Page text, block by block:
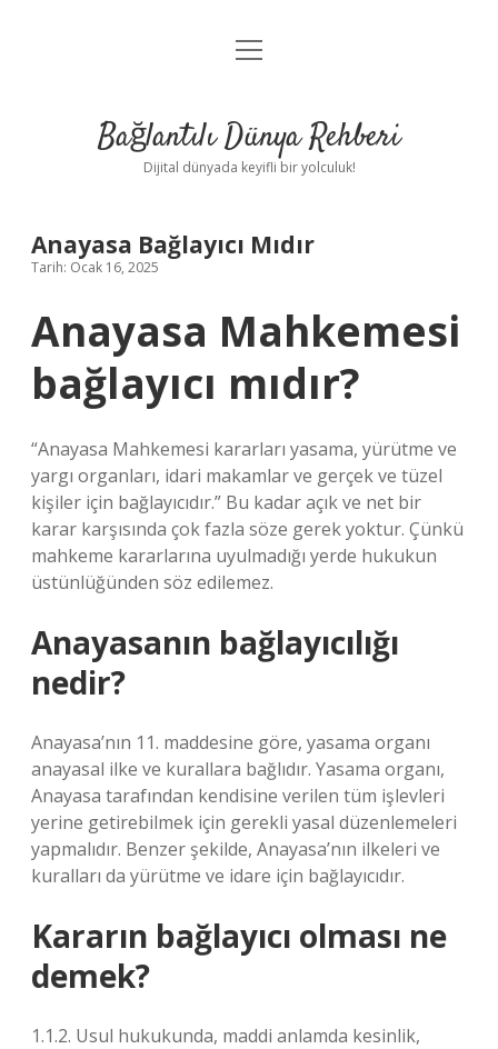
Anasayfa
Yasal Uyarı
menüyü
Bağlantılı Dünya Rehberi
Dijital dünyada keyifli bir yolculuk!
Anayasa Bağlayıcı Mıdır
Tarih: Ocak 16, 2025
Anayasa Mahkemesi
bağlayıcı mıdır?
“Anayasa Mahkemesi kararları yasama, yürütme ve
yargı organları, idari makamlar ve gerçek ve tüzel
kişiler için bağlayıcıdır.” Bu kadar açık ve net bir
karar karşısında çok fazla söze gerek yoktur. Çünkü
mahkeme kararlarına uyulmadığı yerde hukukun
üstünlüğünden söz edilemez.
Anayasanın bağlayıcılığı
nedir?
Anayasa’nın 11. maddesine göre, yasama organı
anayasal ilke ve kurallara bağlıdır. Yasama organı,
Anayasa tarafından kendisine verilen tüm işlevleri
yerine getirebilmek için gerekli yasal düzenlemeleri
yapmalıdır. Benzer şekilde, Anayasa’nın ilkeleri ve
kuralları da yürütme ve idare için bağlayıcıdır.
Kararın bağlayıcı olması ne
demek?
1.1.2. Usul hukukunda, maddi anlamda kesinlik,